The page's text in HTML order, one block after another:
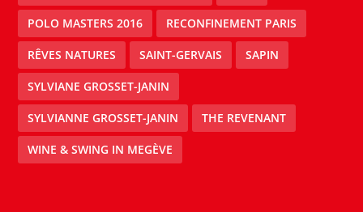
POLO MASTERS 2016 RECONFINEMENT PARIS
RÊVES NATURES SAINT-GERVAIS SAPIN
SYLVIANE GROSSET-JANIN
SYLVIANNE GROSSET-JANIN THE REVENANT
WINE & SWING IN MEGÈVE